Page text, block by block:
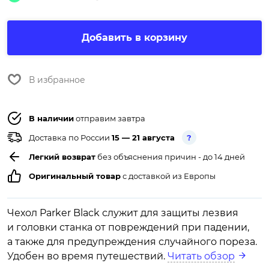
Добавить в корзину
В избранное
В наличииотправим завтра
Доставка по России 15 — 21 августа
?
Легкий возврат без объяснения причин - до 14 дней
Оригинальный товарс доставкой из Европы
Чехол Parker Black служит для защиты лезвия
и головки станка от повреждений при падении,
а также для предупреждения случайного пореза.
Удобен во время путешествий. Читать обзор